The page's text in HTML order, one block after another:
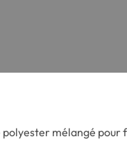
mélangé pour